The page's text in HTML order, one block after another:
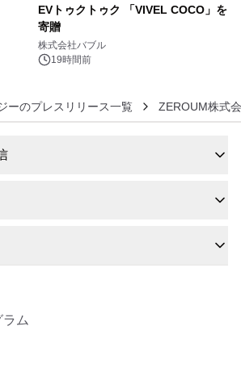
EVトゥクトゥク 「VIVEL COCO」を
寄贈
株式会社バブル
19時間前
ーのプレスリリース一覧 ZEROUM株式
ム